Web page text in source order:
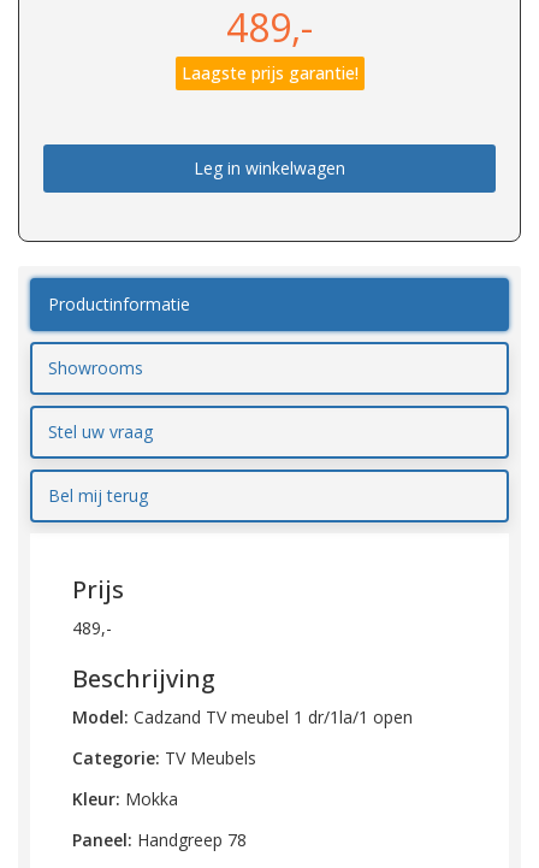
489,-
Laagste prijs garantie!
Leg in winkelwagen
Productinformatie
Showrooms
Stel uw vraag
Bel mij terug
Prijs
489,-
Beschrijving
Model: Cadzand TV meubel 1 dr/1la/1 open
Categorie: TV Meubels
Kleur: Mokka
Paneel: Handgreep 78